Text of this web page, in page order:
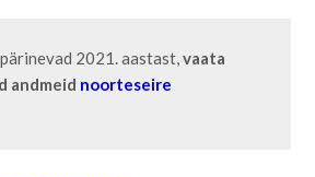
2021. aastast, vaata
andmeid noorteseire